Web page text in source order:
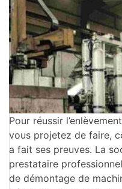
Pour réussir
vous projetez de faire,
a fait ses preuves. La
prestataire
de démontage de